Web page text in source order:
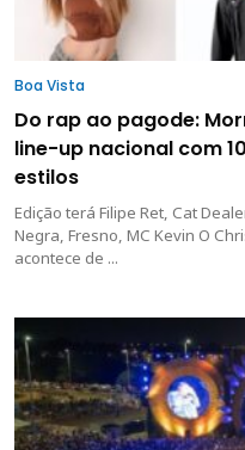
Boa Vista
Do rap ao pagode:
line-up nacional com
estilos
Edição terá Filipe Ret, Cat
Negra, Fresno, MC Kevin O
acontece de ...